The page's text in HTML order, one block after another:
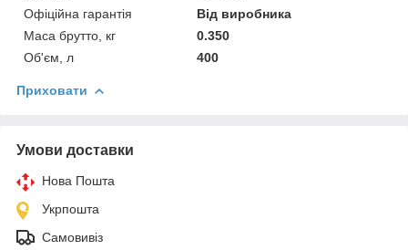
Офіційна гарантія
Від виробника
Маса брутто, кг
0.350
Об'єм, л
400
Приховати
Умови доставки
Нова Пошта
Укрпошта
Самовивіз